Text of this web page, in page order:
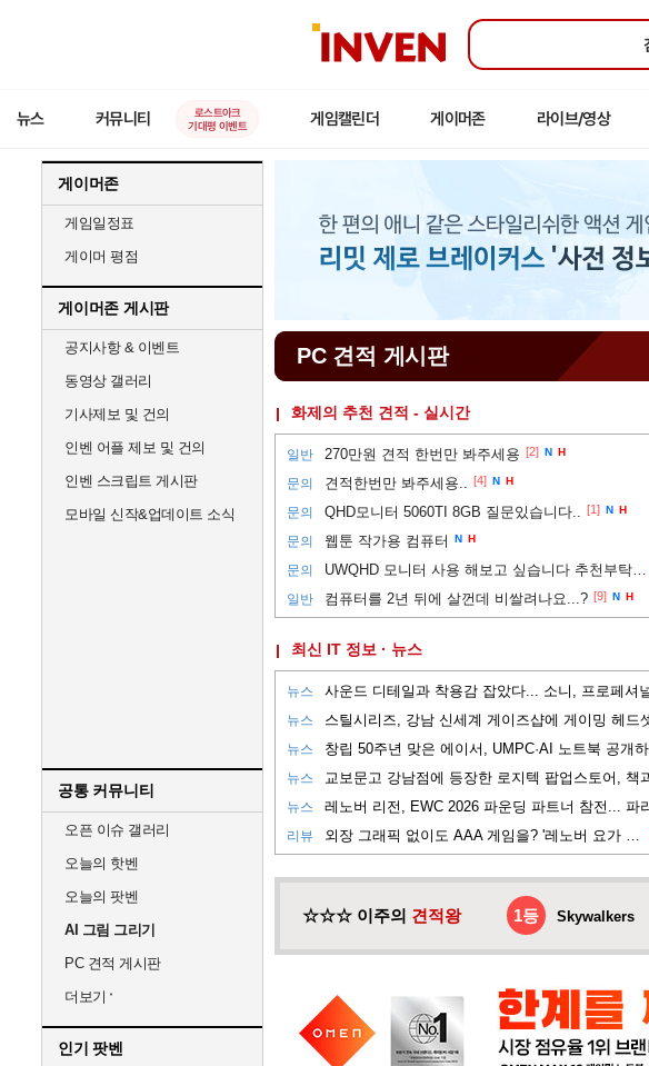
인
뉴스 커뮤니티
로스트아크
기대평 이벤트
게임캘린더 게이머존 라이브/영상
게이머존
게임일정표
게이머 평점
게이머존 게시판
공지사항 & 이벤트
동영상 갤러리
기사제보 및 건의
인벤 어플 제보 및 건의
인벤 스크립트 게시판
모바일 신작&업데이트 소식
공통 커뮤니티
오픈 이슈 갤러리
오늘의 핫벤
오늘의 팟벤
AI 그림 그리기
PC 견적 게시판
더보기
인기 팟벤
PC 견적 게시판
화제의 추천 견적 - 실시간
일반 270만원 견적 한번만 봐주세용 [2] N H
문의 견적한번만 봐주세용.. [4] N H
문의 QHD모니터 5060TI 8GB 질문있습니다.. [1] N H
문의 웹툰 작가용 컴퓨터 N H
문의 UWQHD 모니터 사용 해보고 싶습니다 추천부탁드려요
일반 컴퓨터를 2년 뒤에 살껀데 비쌀려나요...? [9] N H
최신 IT 정보 · 뉴스
뉴스
뉴스
뉴스
뉴스
뉴스
리뷰 외장 그래픽 없이도 AAA 게임을? '레노버 요가 프로 7a'
☆☆☆ 이주의 견적왕 1등 Skywalkers